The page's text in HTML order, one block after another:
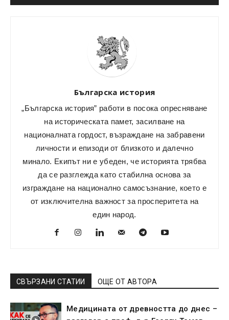
Българска история
„Българска история” работи в посока опресняване
на историческата памет, засилване на
националната гордост, възраждане на забравени
личности и епизоди от близкото и далечно
минало. Екипът ни е убеден, че историята трябва
да се разглежда като стабилна основа за
изграждане на национално самосъзнание, което е
от изключителна важност за просперитета на
един народ.
СВЪРЗАНИ СТАТИИ ОЩЕ ОТ АВТОРА
Медицината от древността до днес –